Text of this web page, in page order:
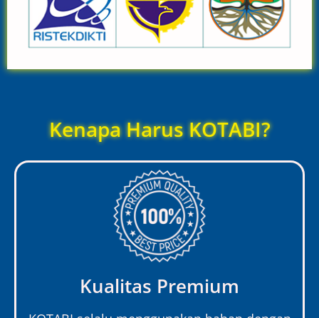
Kenapa Harus KOTABI?
Kualitas Premium